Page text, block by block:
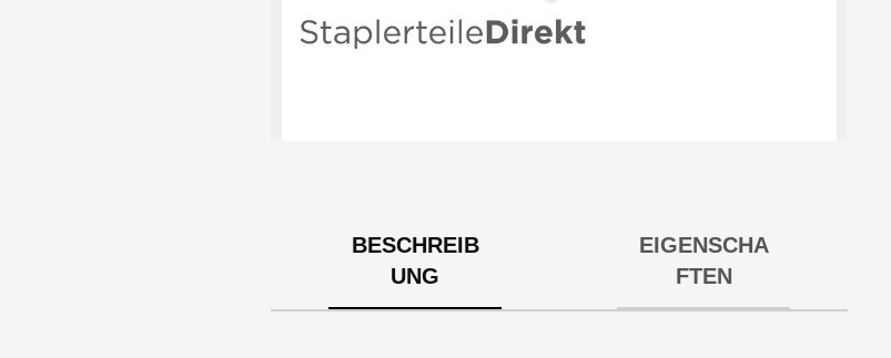
BESCHREIB
UNG
EIGENSCHA
FTEN